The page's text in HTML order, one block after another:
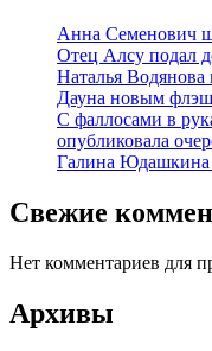
Анна Семенович
Отец Алсу подал
Наталья
Дауна новым
С фаллосами в
опубликовала
Галина Юдашкина
Свежие
Нет комментариев для
Архивы